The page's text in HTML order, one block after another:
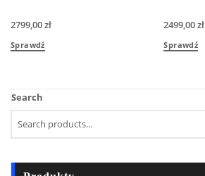
2799,00zł
Sprawdź
2499,00zł
Sprawdź
Search